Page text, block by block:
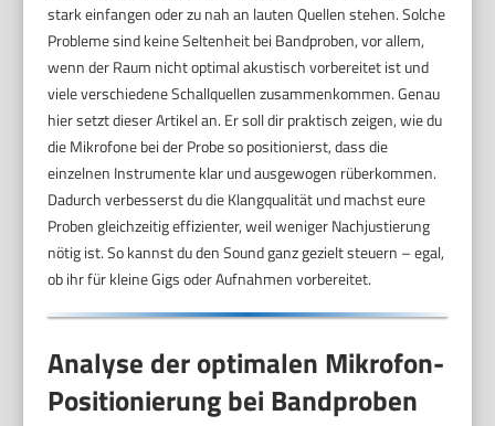
stark einfangen oder zu nah an lauten Quellen stehen. Solche
Probleme sind keine Seltenheit bei Bandproben, vor allem,
wenn der Raum nicht optimal akustisch vorbereitet ist und
viele verschiedene Schallquellen zusammenkommen. Genau
hier setzt dieser Artikel an. Er soll dir praktisch zeigen, wie du
die Mikrofone bei der Probe so positionierst, dass die
einzelnen Instrumente klar und ausgewogen rüberkommen.
Dadurch verbesserst du die Klangqualität und machst eure
Proben gleichzeitig effizienter, weil weniger Nachjustierung
nötig ist. So kannst du den Sound ganz gezielt steuern – egal,
ob ihr für kleine Gigs oder Aufnahmen vorbereitet.
Analyse der optimalen Mikrofon-
Positionierung bei Bandproben